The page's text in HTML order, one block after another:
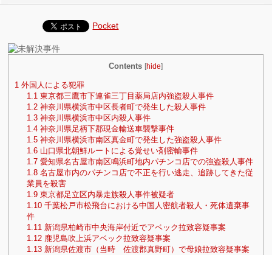
Pocket
Contents [hide]
1 外国人による犯罪
1.1 東京都三鷹市下連雀三丁目薬局店内強盗殺人事件
1.2 神奈川県横浜市中区長者町で発生した殺人事件
1.3 神奈川県横浜市中区内殺人事件
1.4 神奈川県足柄下郡現金輸送車襲撃事件
1.5 神奈川県横浜市南区真金町で発生した強盗殺人事件
1.6 山口県北朝鮮ルートによる覚せい剤密輸事件
1.7 愛知県名古屋市南区鳴浜町地内パチンコ店での強盗殺人事件
1.8 名古屋市内のパチンコ店で不正を行い逃走、追跡してきた従
業員を殺害
1.9 東京都足立区内暴走族殺人事件被疑者
1.10 千葉松戸市松飛台における中国人密航者殺人・死体遺棄事
件
1.11 新潟県柏崎市中央海岸付近でアベック拉致容疑事案
1.12 鹿児島吹上浜アベック拉致容疑事案
1.13 新潟県佐渡市（当時 佐渡郡真野町）で母娘拉致容疑事案